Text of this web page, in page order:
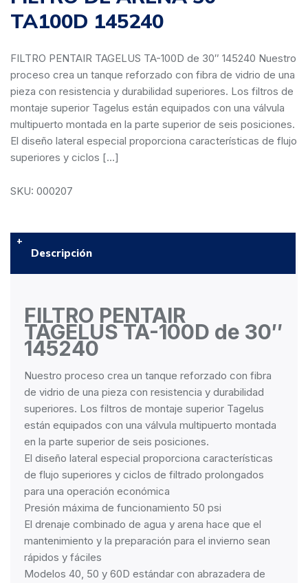
TA100D 145240
FILTRO PENTAIR TAGELUS TA-100D de 30″ 145240 Nuestro
proceso crea un tanque reforzado con fibra de vidrio de una
pieza con resistencia y durabilidad superiores. Los filtros de
montaje superior Tagelus están equipados con una válvula
multipuerto montada en la parte superior de seis posiciones.
El diseño lateral especial proporciona características de flujo
superiores y ciclos […]
SKU: 000207
Descripción
FILTRO PENTAIR
TAGELUS TA-100D de 30″
145240
Nuestro proceso crea un tanque reforzado con fibra
de vidrio de una pieza con resistencia y durabilidad
superiores. Los filtros de montaje superior Tagelus
están equipados con una válvula multipuerto montada
en la parte superior de seis posiciones.
El diseño lateral especial proporciona características
de flujo superiores y ciclos de filtrado prolongados
para una operación económica
Presión máxima de funcionamiento 50 psi
El drenaje combinado de agua y arena hace que el
mantenimiento y la preparación para el invierno sean
rápidos y fáciles
Modelos 40, 50 y 60D estándar con abrazadera de